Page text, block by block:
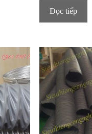
Đọc tiếp